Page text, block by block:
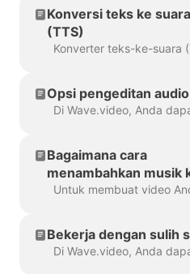
Konversi teks ke suara
(TTS)
Opsi pengeditan audio
Bagaimana cara
menambahkan musik
video saya?
Bekerja dengan sulih